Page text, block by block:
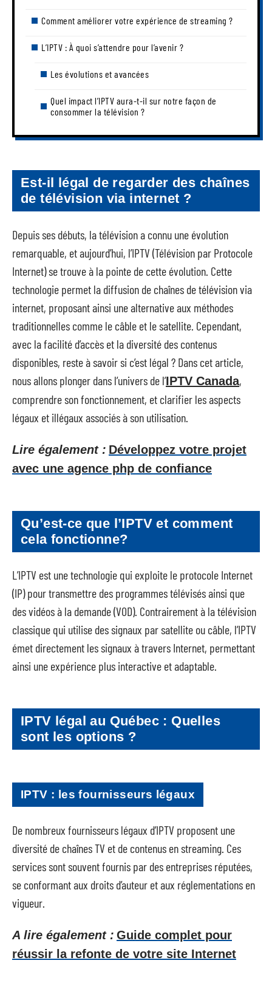
Comment améliorer votre expérience de streaming ?
L’IPTV : À quoi s’attendre pour l’avenir ?
Les évolutions et avancées
Quel impact l’IPTV aura-t-il sur notre façon de
consommer la télévision ?
Est-il légal de regarder des chaînes
de télévision via internet ?
Depuis ses débuts, la télévision a connu une évolution
remarquable, et aujourd’hui, l’IPTV (Télévision par Protocole
Internet) se trouve à la pointe de cette évolution. Cette
technologie permet la diffusion de chaînes de télévision via
internet, proposant ainsi une alternative aux méthodes
traditionnelles comme le câble et le satellite. Cependant,
avec la facilité d’accès et la diversité des contenus
disponibles, reste à savoir si c’est légal ? Dans cet article,
nous allons plonger dans l’univers de l’IPTV Canada,
comprendre son fonctionnement, et clarifier les aspects
légaux et illégaux associés à son utilisation.
Lire également : Développez votre projet
avec une agence php de confiance
Qu’est-ce que l’IPTV et comment
cela fonctionne?
L’IPTV est une technologie qui exploite le protocole Internet
(IP) pour transmettre des programmes télévisés ainsi que
des vidéos à la demande (VOD). Contrairement à la télévision
classique qui utilise des signaux par satellite ou câble, l’IPTV
émet directement les signaux à travers Internet, permettant
ainsi une expérience plus interactive et adaptable.
IPTV légal au Québec : Quelles
sont les options ?
IPTV : les fournisseurs légaux
De nombreux fournisseurs légaux d’IPTV proposent une
diversité de chaînes TV et de contenus en streaming. Ces
services sont souvent fournis par des entreprises réputées,
se conformant aux droits d’auteur et aux réglementations en
vigueur.
A lire également : Guide complet pour
réussir la refonte de votre site Internet